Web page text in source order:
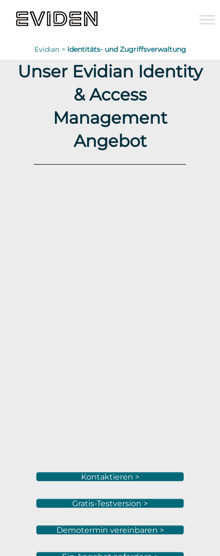
Evidian > Identitäts- und Zugriffsverwaltung
Unser Evidian Identity
& Access
Management
Angebot
Kontaktieren >
Gratis-Testversion >
Demotermin vereinbaren >